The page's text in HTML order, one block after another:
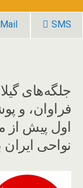
Mail SMS
جلگه‌های
فراوان، و
اول پیش از
نواحی ایران